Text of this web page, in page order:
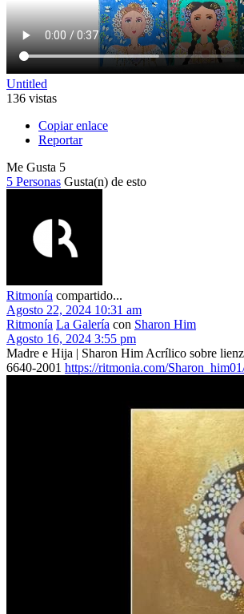
Untitled
136 vistas
Copiar enlace
Reportar
Me Gusta 5
5 Personas Gusta(n) de esto
Ritmonía compartido...
Agosto 22, 2024 10:31 am
Ritmonía La Galería con Sharon Him
Agosto 16, 2024 3:55 pm
Madre e Hija | Sharon Him Acrílico sobre
6640-2001 https://ritmonia.com/